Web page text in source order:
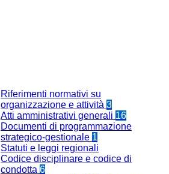
Riferimenti normativi su
organizzazione e attività 3
Atti amministrativi generali 16
Documenti di programmazione
strategico-gestionale 1
Statuti e leggi regionali
Codice disciplinare e codice di
condotta 6